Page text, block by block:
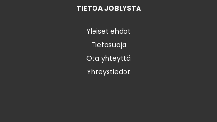
TIETOA JOBLYSTA
Yleiset ehdot
Tietosuoja
Ota yhteyttä
Yhteystiedot